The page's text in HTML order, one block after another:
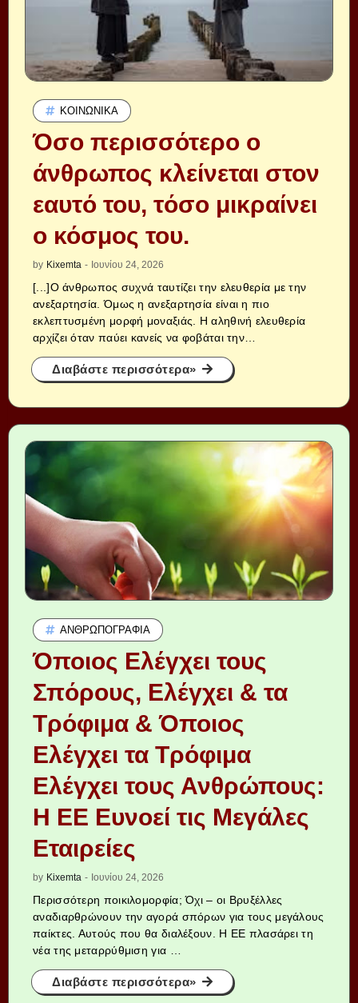
ΚΟΙΝΩΝΙΚΆ
Όσο περισσότερο ο
άνθρωπος κλείνεται στον
εαυτό του, τόσο μικραίνει
ο κόσμος του.
by Kixemta - Ιουνίου 24, 2026
[...]Ο άνθρωπος συχνά ταυτίζει την ελευθερία με την
ανεξαρτησία. Όμως η ανεξαρτησία είναι η πιο
εκλεπτυσμένη μορφή μοναξιάς. Η αληθινή ελευθερία
αρχίζει όταν παύει κανείς να φοβάται την…
Διαβάστε περισσότερα»
ΑΝΘΡΩΠΟΓΡΑΦΊΑ
Όποιος Ελέγχει τους
Σπόρους, Ελέγχει & τα
Τρόφιμα & Όποιος
Ελέγχει τα Τρόφιμα
Ελέγχει τους Ανθρώπους:
Η ΕΕ Ευνοεί τις Μεγάλες
Εταιρείες
by Kixemta - Ιουνίου 24, 2026
Περισσότερη ποικιλομορφία; Όχι – οι Βρυξέλλες
αναδιαρθρώνουν την αγορά σπόρων για τους μεγάλους
παίκτες. Αυτούς που θα διαλέξουν. Η ΕΕ πλασάρει τη
νέα της μεταρρύθμιση για …
Διαβάστε περισσότερα»